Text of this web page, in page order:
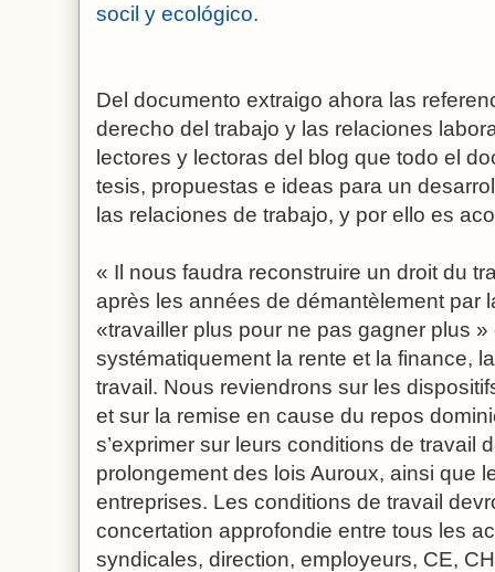
socil y ecológico.
Del documento extraigo ahora las
derecho del trabajo y las relaciones
lectores y lectoras del blog que todo el
tesis, propuestas e ideas para un
las relaciones de trabajo, y por ello es
« Il nous faudra reconstruire un droit du
après les années de démantèlement par
«travailler plus pour ne pas gagner plus
systématiquement la rente et la finance,
travail. Nous reviendrons sur les
et sur la remise en cause du repos
s’exprimer sur leurs conditions de travail
prolongement des lois Auroux, ainsi que
entreprises. Les conditions de travail
concertation approfondie entre tous les
syndicales, direction, employeurs, CE,